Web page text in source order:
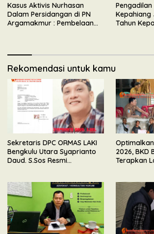
Kasus Aktivis Nurhasan
Dalam Persidangan di PN
Argamakmur : Pembelaan
Pengadilan
Kepahiang
Tahun
Rekomendasi untuk kamu
Sekretaris DPC ORMAS LAKI
Bengkulu Utara Syaprianto
Daud. S.Sos Resmi
2026, BKD
Terapkan